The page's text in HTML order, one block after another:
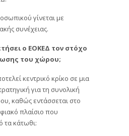
γίνεται με
συνέχειας.
ο ΕΟΚΕΔ τον στόχο
του χώρου;
κεντρικό κρίκο σε μια
για τη συνολική
καθώς εντάσσεται στο
πλαίσιο που
τα κάτωθι: